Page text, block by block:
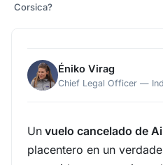
Corsica?
Éniko Virag
Chief Legal Officer —
Un vuelo cancelado de
placentero en un